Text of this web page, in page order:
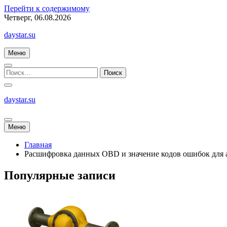
Перейти к содержимому
Четверг, 06.08.2026
daystar.su
Меню
daystar.su
Меню
Главная
Расшифровка данных OBD и значение кодов ошибок для
Популярные записи